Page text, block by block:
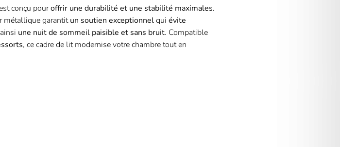
conçu pouroffrir une durabilité et une stabilité maximales.
métallique garantitun soutien exceptionnelqui évite
une nuit de sommeil paisible et sans bruit. Compatible
, ce cadre de lit modernise votre chambre tout en